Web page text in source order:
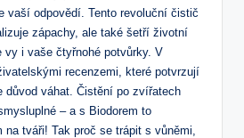
vaší odpovědí. Tento revoluční čistič
zápachy, ale také šetří životní
vy i vaše čtyřnohé potvůrky. V
recenzemi, které potvrzují
důvod váhat. Čistění po zvířatech
– a s Biodorem to
tváři! Tak proč se trápit s vůněmi,